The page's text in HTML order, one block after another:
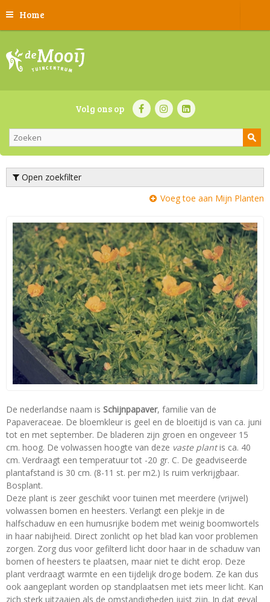
Home
Volg ons op
Open zoekfilter
Voeg toe aan Mijn Planten
De nederlandse naam is Schijnpapaver, familie van de
Papaveraceae. De bloemkleur is geel en de bloeitijd is van ca. juni
tot en met september. De bladeren zijn groen en ongeveer 15
cm. hoog. De volwassen hoogte van deze vaste plantis ca. 40
cm. Verdraagt een temperatuur tot -20 gr. C. De geadviseerde
plantafstand is 30 cm. (8-11 st. per m2.) Is ruim verkrijgbaar.
Bosplant.
Deze plant is zeer geschikt voor tuinen met meerdere (vrijwel)
volwassen bomen en heesters. Verlangt een plekje in de
halfschaduw en een humusrijke bodem met weinig boomwortels
in haar nabijheid. Direct zonlicht op het blad kan voor problemen
zorgen. Zorg dus voor gefilterd licht door haar in de schaduw van
bomen of heesters te plaatsen, maar niet te dicht erop. Deze
plant verdraagt warmte en een tijdelijk droge bodem. Ze kan dus
ook aangeplant worden op standplaatsen met iets meer licht. Kan
zich sterk uitzaaien als de omstandigheden juist zijn. In dat geval